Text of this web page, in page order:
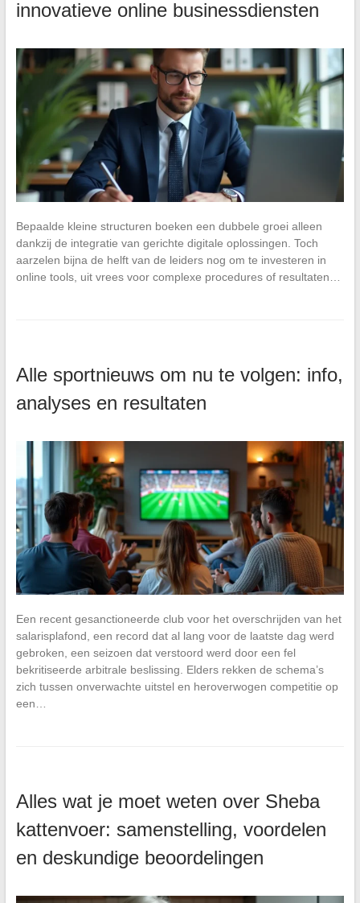
innovatieve online businessdiensten
Bepaalde kleine structuren boeken een dubbele groei alleen
dankzij de integratie van gerichte digitale oplossingen. Toch
aarzelen bijna de helft van de leiders nog om te investeren in
online tools, uit vrees voor complexe procedures of resultaten…
Alle sportnieuws om nu te volgen: info,
analyses en resultaten
Een recent gesanctioneerde club voor het overschrijden van het
salarisplafond, een record dat al lang voor de laatste dag werd
gebroken, een seizoen dat verstoord werd door een fel
bekritiseerde arbitrale beslissing. Elders rekken de schema’s
zich tussen onverwachte uitstel en heroverwogen competitie op
een…
Alles wat je moet weten over Sheba
kattenvoer: samenstelling, voordelen
en deskundige beoordelingen